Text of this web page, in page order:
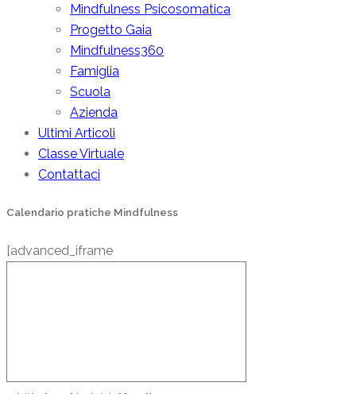
Mindfulness Psicosomatica
Progetto Gaia
Mindfulness360
Famiglia
Scuola
Azienda
Ultimi Articoli
Classe Virtuale
Contattaci
Calendario pratiche Mindfulness
[advanced_iframe